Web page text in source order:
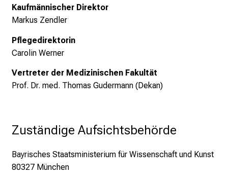
Kaufmännischer Direktor
Markus Zendler
Pflegedirektorin
Carolin Werner
Vertreter der Medizinischen Fakultät
Prof. Dr. med. Thomas Gudermann (Dekan)
Zuständige Aufsichtsbehörde
Bayrisches Staatsministerium für Wissenschaft und Kunst
80327 München